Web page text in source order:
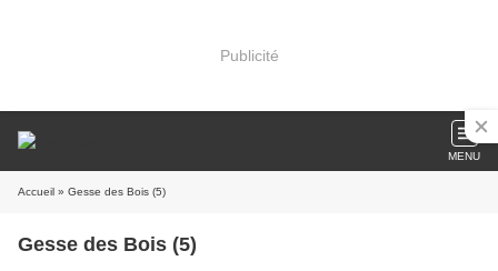
Publicité
MENU
Accueil » Gesse des Bois (5)
Gesse des Bois (5)